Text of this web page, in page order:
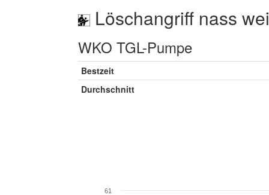
Löschangriff nass
WKO TGL-Pumpe
Bestzeit
Durchschnitt
61